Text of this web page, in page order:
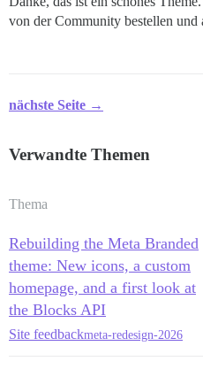
von der Community bestellen und
nächste Seite →
Verwandte Themen
Thema
Rebuilding the Meta Branded
theme: New icons, a custom
homepage, and a first look at
the Blocks API
Site feedbackmeta-redesign-2026